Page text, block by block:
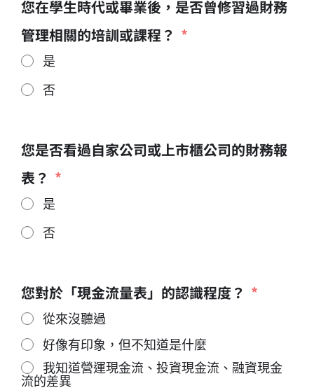
您在學生時代或畢業後，是否曾修習過財務
管理相關的培訓或課程？
是
否
您是否看過自家公司或上市櫃公司的財務報
表？
是
否
您對於「現金流量表」的認識程度？
從來沒聽過
好像有印象，但不知道是什麼
我知道營運現金流、投資現金流、融資現金
流的差異